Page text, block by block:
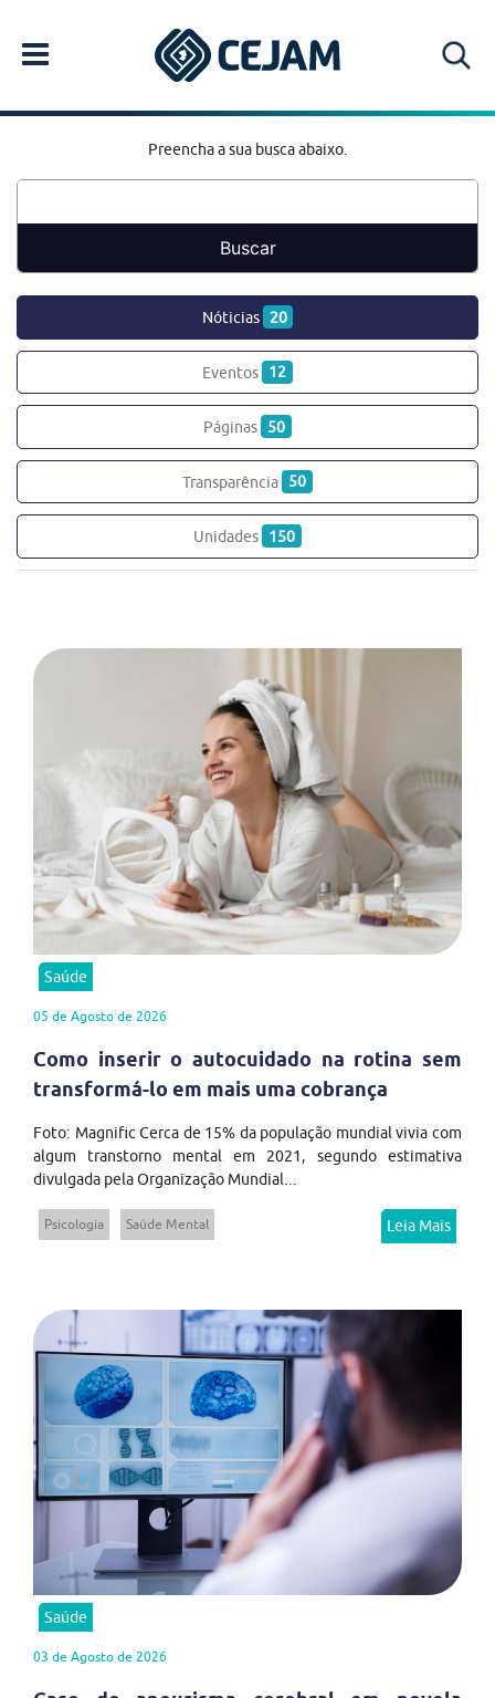
Preencha a sua busca abaixo.
Nóticias 20
Eventos 12
Páginas 50
Transparência 50
Unidades 150
Saúde
05 de Agosto de 2026
Como inserir o autocuidado na rotina sem
transformá-lo em mais uma cobrança
Foto: Magnific Cerca de 15% da população mundial vivia com
algum transtorno mental em 2021, segundo estimativa
divulgada pela Organização Mundial...
Psicologia Saúde Mental Leia Mais
Saúde
03 de Agosto de 2026